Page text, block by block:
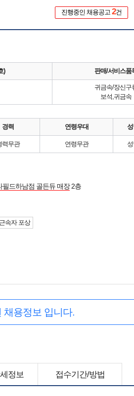
진행중인 채용공고 2건
) 판매/서비스품
귀금속/장신구
보석,귀금속
경력 연령우대
력무관 연령무관
필드하남점 골든듀 매장2층
속자 포상
채용정보 입니다.
정보 접수기간/방법